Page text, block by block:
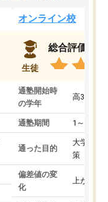
オンライン校
生徒
総合評価
通塾開始時
の学年
高3
通塾期間 1～3ヵ月
通った目的
大学入学
策
偏差値の変
化
上がった